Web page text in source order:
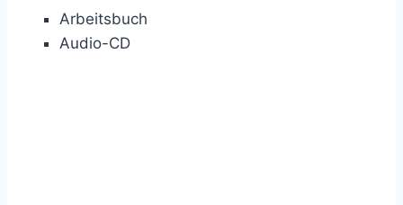
Arbeitsbuch
Audio-CD